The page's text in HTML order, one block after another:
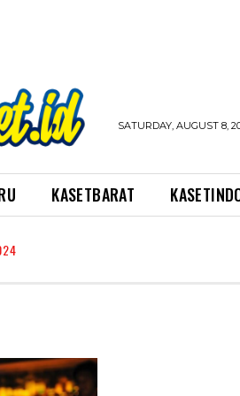
SATURDAY, AUGUST 8,
KASETBARAT